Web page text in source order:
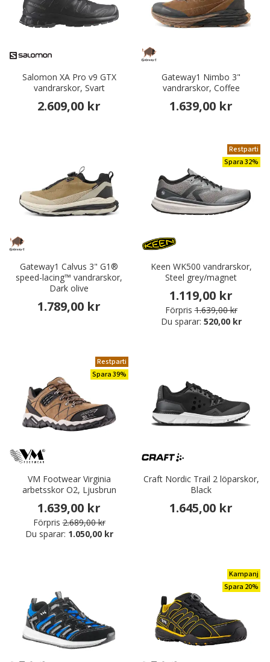
Salomon XA Pro v9 GTX
vandrarskor, Svart
2.609,00 kr
Gateway1 Nimbo 3"
vandrarskor, Coffee
1.639,00 kr
Gateway1 Calvus 3" G1®
speed-lacing™ vandrarskor,
Dark olive
1.789,00 kr
Restparti
Spara 32%
Keen WK500 vandrarskor,
Steel grey/magnet
1.119,00 kr
Förpris 1.639,00 kr
Du sparar: 520,00 kr
Restparti
Spara 39%
VM Footwear Virginia
arbetsskor O2, Ljusbrun
1.639,00 kr
Förpris 2.689,00 kr
Du sparar: 1.050,00 kr
Craft Nordic Trail 2 löparskor,
Black
1.645,00 kr
Kampanj
Spara 20%